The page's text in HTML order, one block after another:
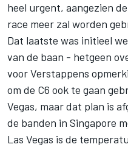
heel urgent, aangezien
race meer zal worden
Dat laatste was initieel
van de baan - hetgeen
voor Verstappens
om de C6 ook te gaan
Vegas, maar dat plan is
de banden in Singapore
Las Vegas is de